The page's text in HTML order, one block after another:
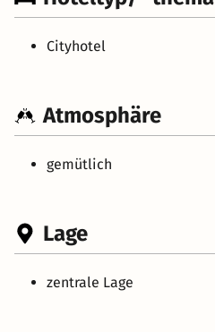
Cityhotel
Atmosphäre
gemütlich
Lage
zentrale Lage